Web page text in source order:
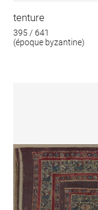
tenture
395 / 641
(époque byzantine)